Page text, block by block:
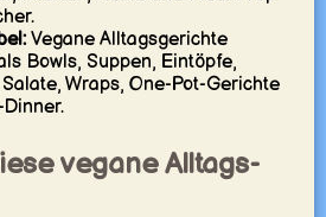
Vegane Alltagsgerichte
Bowls, Suppen, Eintöpfe,
Wraps, One-Pot-Gerichte
vegane Alltags-